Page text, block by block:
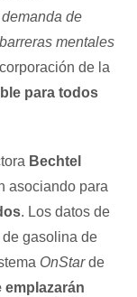
de
mentales
de la
para todos
Bechtel
asociando para
. Los datos de
de gasolina de
OnStarde
emplazarán